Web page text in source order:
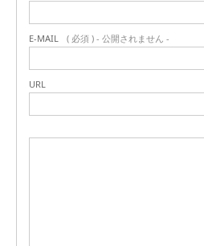
E-MAIL ( 必須 ) - 公開されません -
URL